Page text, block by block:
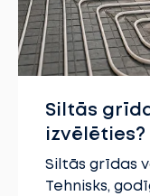
Siltās
izvēlēties?
Siltās grīdas
Tehnisks,